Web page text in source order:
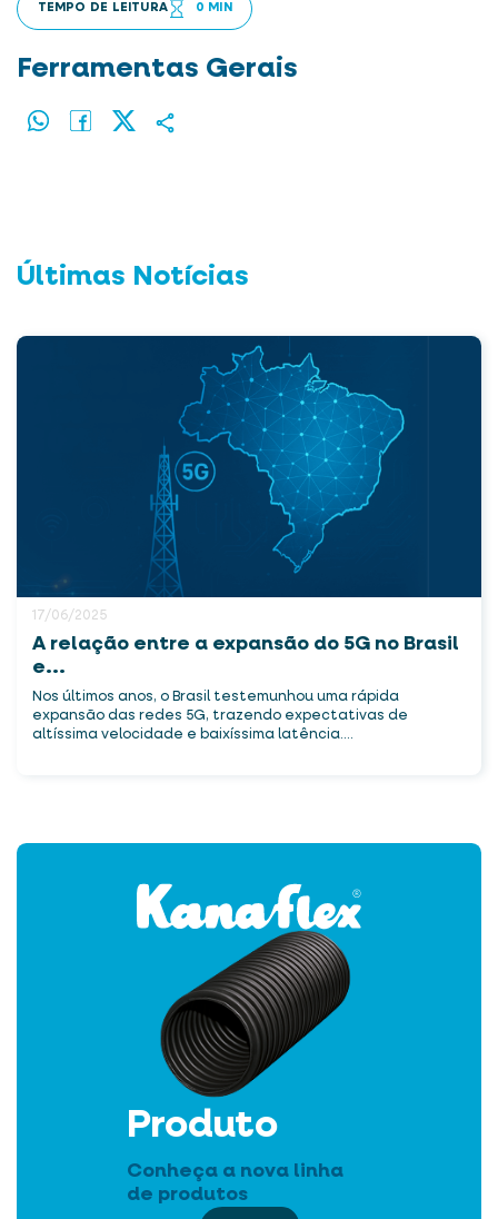
TEMPO DE LEITURA 0 MIN
Ferramentas Gerais
Últimas Notícias
17/06/2025
A relação entre a expansão do 5G no Brasil
e...
Nos últimos anos, o Brasil testemunhou uma rápida
expansão das redes 5G, trazendo expectativas de
altíssima velocidade e baixíssima latência....
Produto
Conheça a nova linha
de produtos